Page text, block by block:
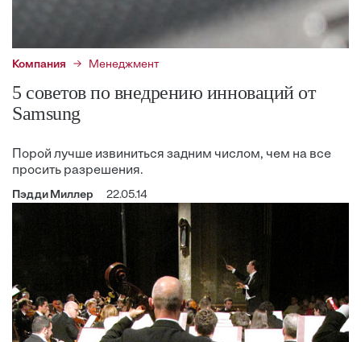
Компания Менеджмент
5 советов по внедрению инноваций от
Samsung
Порой лучше извиниться задним числом, чем на все
просить разрешения.
Пэдди Миллер 22.05.14